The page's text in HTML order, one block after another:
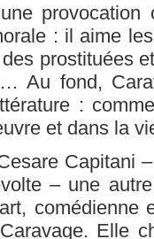
: il aime
prostituées
Au fond,
:
et dans la
Capitani
– une
comédienne
Elle